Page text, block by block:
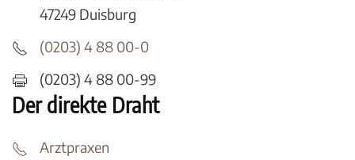
47249 Duisburg
(0203) 4 88 00-0
(0203) 4 88 00-99
Der direkte Draht
Arztpraxen